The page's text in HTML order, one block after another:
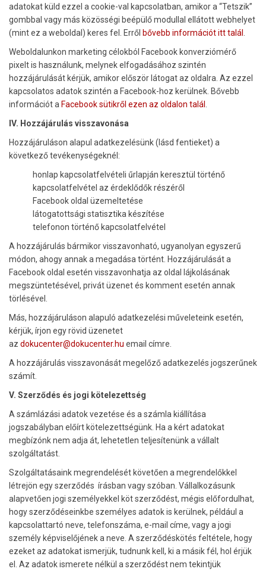
adatokat küld ezzel a cookie-val kapcsolatban, amikor a “Tetszik”
gombbal vagy más közösségi beépülő modullal ellátott webhelyet
(mint ez a weboldal) keres fel. Erről bővebb információt itt talál
Weboldalunkon marketing célokból Facebook konverziómérő
pixelt is használunk, melynek elfogadásához szintén
hozzájárulását kérjük, amikor először látogat az oldalra. Az ezzel
kapcsolatos adatok szintén a Facebook-hoz kerülnek. Bővebb
információt a Facebook sütikről ezen az oldalon talál
IV. Hozzájárulás visszavonása
Hozzájáruláson alapul adatkezelésünk (lásd fentieket) a
következő tevékenységeknél:
honlap kapcsolatfelvételi űrlapján keresztül történő
kapcsolatfelvétel az érdeklődők részéről
Facebook oldal üzemeltetése
látogatottsági statisztika készítése
telefonon történő kapcsolatfelvétel
A hozzájárulás bármikor visszavonható, ugyanolyan egyszerű
módon, ahogy annak a megadása történt. Hozzájárulását a
Facebook oldal esetén visszavonhatja az oldal lájkolásának
megszüntetésével, privát üzenet és komment esetén annak
törlésével.
Más, hozzájáruláson alapuló adatkezelési műveleteink esetén,
kérjük, írjon egy rövid üzenetet
az dokucenter@dokucenter.hu email címre.
A hozzájárulás visszavonását megelőző adatkezelés jogszerűnek
számít.
V. Szerződés és jogi kötelezettség
A számlázási adatok vezetése és a számla kiállítása
jogszabályban előírt kötelezettségünk. Ha a kért adatokat
megbízónk nem adja át, lehetetlen teljesítenünk a vállalt
szolgáltatást.
Szolgáltatásaink megrendelését követően a megrendelőkkel
létrejön egy szerződés írásban vagy szóban. Vállalkozásunk
alapvetően jogi személyekkel köt szerződést, mégis előfordulhat,
hogy szerződéseinkbe személyes adatok is kerülnek, például a
kapcsolattartó neve, telefonszáma, e-mail címe, vagy a jogi
személy képviselőjének a neve. A szerződéskötés feltétele, hogy
ezeket az adatokat ismerjük, tudnunk kell, ki a másik fél, hol érjük
el. Az adatok ismerete nélkül a szerződést nem tekintjük